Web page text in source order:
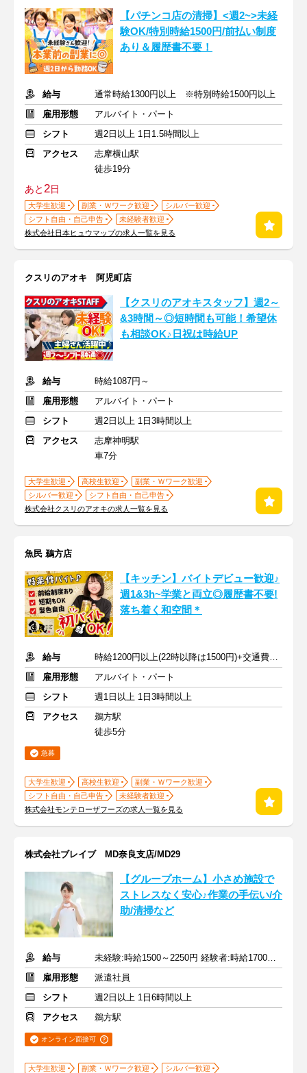
【パチンコ店の清掃】<週2~>未経
験OK/特別時給1500円/前払い制度
あり＆履歴書不要！
給与
通常時給1300円以上 ※特別時給1500円以上
雇用形態
アルバイト・パート
シフト
週2日以上 1日1.5時間以上
アクセス
志摩横山駅
徒歩19分
あと2日
大学生歓迎 副業・Ｗワーク歓迎
シルバー歓迎
シフト自由・自己申告
未経験者歓迎
株式会社日本ヒュウマップの求人一覧を見る
クスリのアオキ 阿児町店
【クスリのアオキスタッフ】週2～
&3時間～◎短時間も可能！希望休
も相談OK♪日祝は時給UP
給与
時給1087円～
雇用形態
アルバイト・パート
シフト
週2日以上 1日3時間以上
アクセス
志摩神明駅
車7分
大学生歓迎 高校生歓迎
副業・Ｗワーク歓迎
シルバー歓迎
シフト自由・自己申告
株式会社クスリのアオキの求人一覧を見る
魚民 鵜方店
【キッチン】バイトデビュー歓迎♪
週1&3h~学業と両立◎履歴書不要!
落ち着く和空間＊
給与
時給1200円以上(22時以降は1500円)+交通費規定内支給
雇用形態
アルバイト・パート
シフト
週1日以上 1日3時間以上
アクセス
鵜方駅
徒歩5分
急募
大学生歓迎 高校生歓迎
副業・Ｗワーク歓迎
シフト自由・自己申告
未経験者歓迎
株式会社モンテローザフーズの求人一覧を見る
株式会社ブレイブ MD奈良支店/MD29
【グループホーム】小さめ施設で
ストレスなく安心♪作業の手伝い/介
助/清掃など
給与
未経験:時給1500～2250円 経験者:時給1700～2550円+交通費全額
雇用形態
派遣社員
シフト
週2日以上 1日6時間以上
アクセス
鵜方駅
オンライン面接可
大学生歓迎 副業・Ｗワーク歓迎 シルバー歓迎